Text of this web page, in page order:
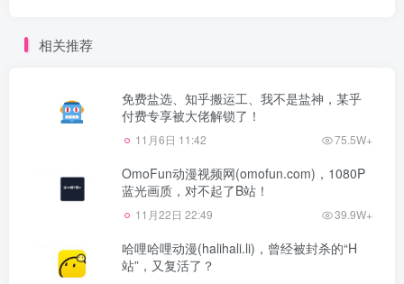
相关推荐
免费盐选、知乎搬运工、我不是盐神，某乎
付费专享被大佬解锁了！
11月6日 11:42 75.5W+
OmoFun动漫视频网(omofun.com)，1080P
蓝光画质，对不起了B站！
11月22日 22:49 39.9W+
哈哩哈哩动漫(halihali.li)，曾经被封杀的“H
站”，又复活了？